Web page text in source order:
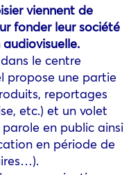
viennent de
fonder leur société
le centre
propose une partie
reportages
etc.) et un volet
en public ainsi
en période de